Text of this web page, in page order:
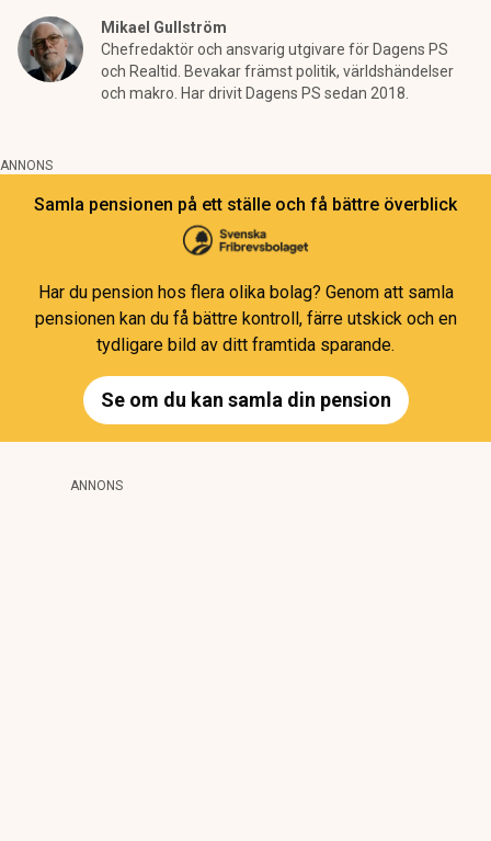
Mikael Gullström
Chefredaktör och ansvarig utgivare för Dagens PS
och Realtid. Bevakar främst politik, världshändelser
och makro. Har drivit Dagens PS sedan 2018.
ANNONS
Samla pensionen på ett ställe och få bättre överblick
Har du pension hos flera olika bolag? Genom att samla
pensionen kan du få bättre kontroll, färre utskick och en
tydligare bild av ditt framtida sparande.
Se om du kan samla din pension
ANNONS